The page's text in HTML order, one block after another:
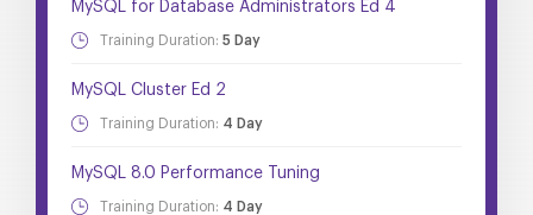
MySQL for Database Administrators Ed 4
Training Duration: 5 Day
MySQL Cluster Ed 2
Training Duration: 4 Day
MySQL 8.0 Performance Tuning
Training Duration: 4 Day